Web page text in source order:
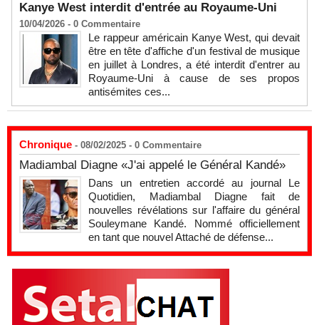
Kanye West interdit d'entrée au Royaume-Uni
10/04/2026 - 0 Commentaire
Le rappeur américain Kanye West, qui devait
être en tête d'affiche d'un festival de musique
en juillet à Londres, a été interdit d'entrer au
Royaume-Uni à cause de ses propos
antisémites ces...
Chronique - 08/02/2025 - 0 Commentaire
Madiambal Diagne «J'ai appelé le Général Kandé»
Dans un entretien accordé au journal Le
Quotidien, Madiambal Diagne fait de
nouvelles révélations sur l'affaire du général
Souleymane Kandé. Nommé officiellement
en tant que nouvel Attaché de défense...